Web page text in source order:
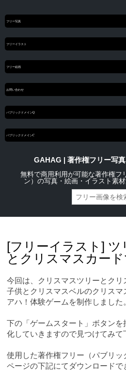
フリー写真
フリーイラスト
フリー絵画
お問い合わせ
パブリックドメインQ
パブリックドメインC
GAHAG | 著作権フリー写
無料で商用利用が可能な著作権フ
ン）の写真・絵画・イラスト素
content[フリーイラスト] ツ
とクリスマスカー
今回は、クリスマスツリーとク
子供とクリスマスベルのクリスマ
アハ！体験ゲームを制作しました
下の「ゲームスタート」ボタン
化していきますので見つけてみて
使用した著作権フリー（パブリッ
ページの下記にてダウンロード